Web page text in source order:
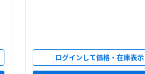
ログインして価格・在庫表示